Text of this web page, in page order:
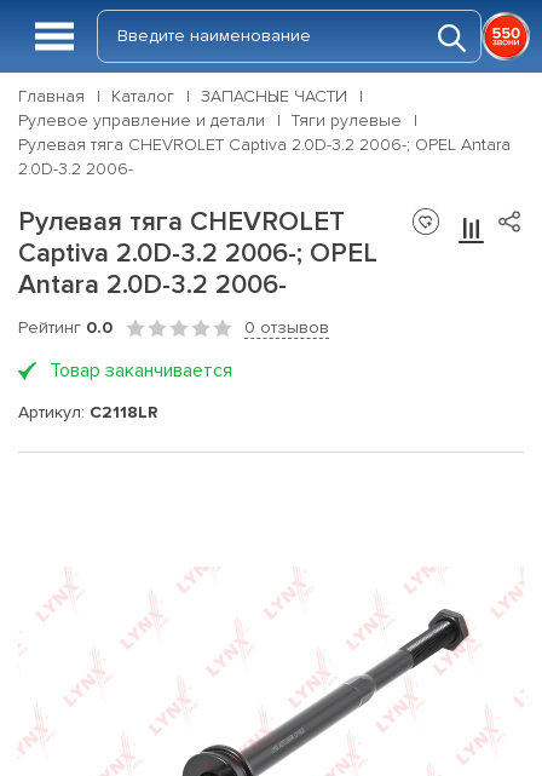
Главная Каталог
ЗАПАСНЫЕ ЧАСТИ
Рулевое управление и детали
Тяги рулевые
Рулевая тяга CHEVROLET Captiva 2.0D-3.2 2006-; OPEL Antara
2.0D-3.2 2006-
Рулевая тяга CHEVROLET
Captiva 2.0D-3.2 2006-; OPEL
Antara 2.0D-3.2 2006-
Рейтинг 0.0 0 отзывов
Товар заканчивается
Артикул: C2118LR